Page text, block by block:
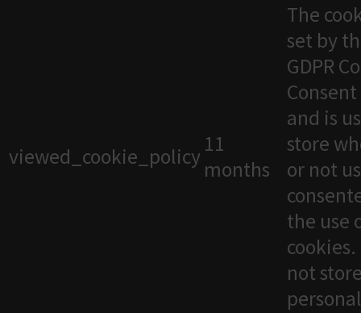
viewed_cookie_policy 11
months
The
set by
GDPR
and is
store
or not
the use
not